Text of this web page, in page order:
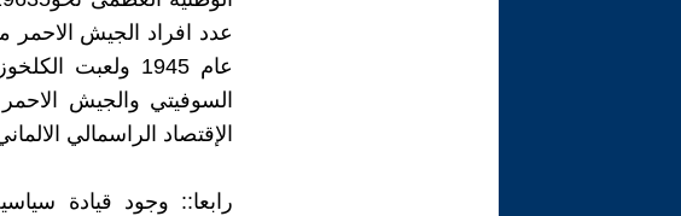
عام 1945
السوفيتي والجيش
الإقتصاد الراسمالي
رابعا:: وجود قيادة